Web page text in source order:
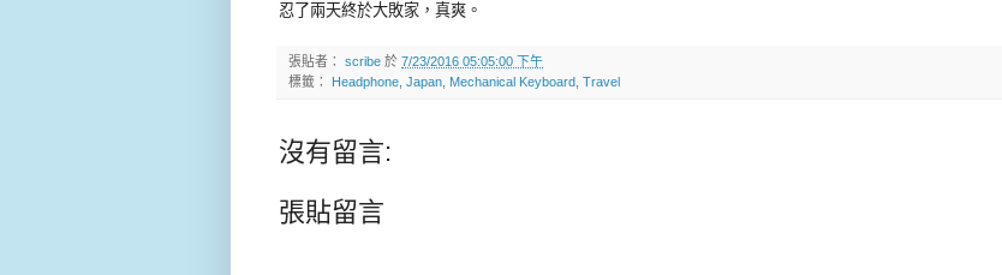
忍了兩天終於大敗家，真爽。
張貼者： scribe 於 7/23/2016 05:05:00 下午
標籤： Headphone Japan Mechanical Keyboard Travel
沒有留言:
張貼留言